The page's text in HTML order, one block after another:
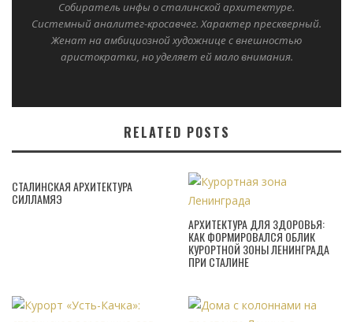
Собиратель инфы о сталинской архитектуре.
Системный аналитег-кросавчег. Характер прескверный.
Женат на амбициозной художнице с внешностью
аристократки, но уделяет ей мало внимания.
RELATED POSTS
СТАЛИНСКАЯ АРХИТЕКТУРА
СИЛЛАМЯЭ
АРХИТЕКТУРА ДЛЯ ЗДОРОВЬЯ:
КАК ФОРМИРОВАЛСЯ ОБЛИК
КУРОРТНОЙ ЗОНЫ ЛЕНИНГРАДА
ПРИ СТАЛИНЕ